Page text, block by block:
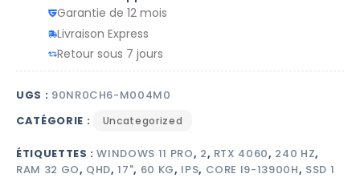
Garantie de 12 mois
Livraison Express
Retour sous 7 jours
UGS : 90NR0CH6-M004M0
CATÉGORIE :
Uncategorized
ÉTIQUETTES :WINDOWS 11 PRO, 2, RTX 4060, 240 HZ,
RAM 32 GO, QHD,17", 60 KG, IPS, CORE I9-13900H, SSD 1